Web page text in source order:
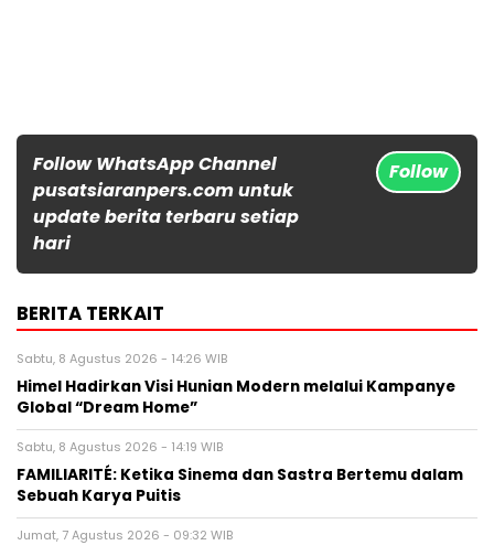
Follow WhatsApp Channel
pusatsiaranpers.com untuk
update berita terbaru setiap
hari
Follow
BERITA TERKAIT
Sabtu, 8 Agustus 2026 - 14:26 WIB
Himel Hadirkan Visi Hunian Modern melalui Kampanye
Global “Dream Home”
Sabtu, 8 Agustus 2026 - 14:19 WIB
FAMILIARITÉ: Ketika Sinema dan Sastra Bertemu dalam
Sebuah Karya Puitis
Jumat, 7 Agustus 2026 - 09:32 WIB